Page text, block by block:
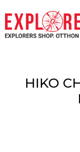
HIKO